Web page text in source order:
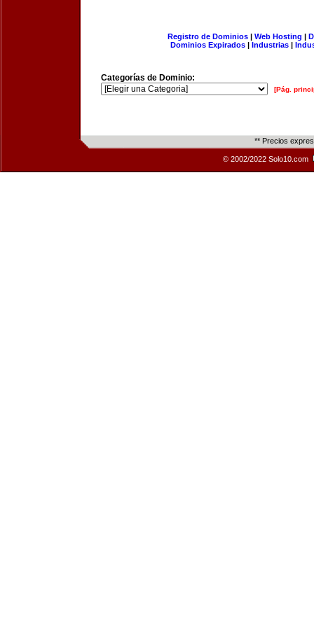
Registro de Dominios| Web Hosting |
Dominios Expirados | Industrias |
Categorías de Dominio:
[Pág.
** Precios
© 2002/2022 Solo10.com